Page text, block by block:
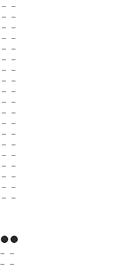
–
–
–
–
–
–
–
–
–
–
–
–
–
–
–
–
–
–
–
–
–
–
–
–
–
–
–
–
–
–
–
–
–
–
–
–
– –
🔴 🔵
–
–
–
–